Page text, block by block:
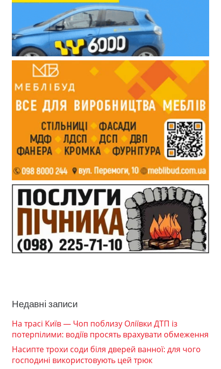
Недавні записи
На трасі Київ — Чоп поблизу Оліївки ДТП із
потерпілими: водіїв просять врахувати обмеження
Насипте трохи соди біля дверей ванної: для чого
господині використовують цей трюк